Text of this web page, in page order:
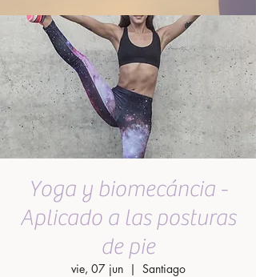
Yoga y biomecáncia -
Aplicado a las posturas
de pie
vie, 07 jun
  |
Santiago